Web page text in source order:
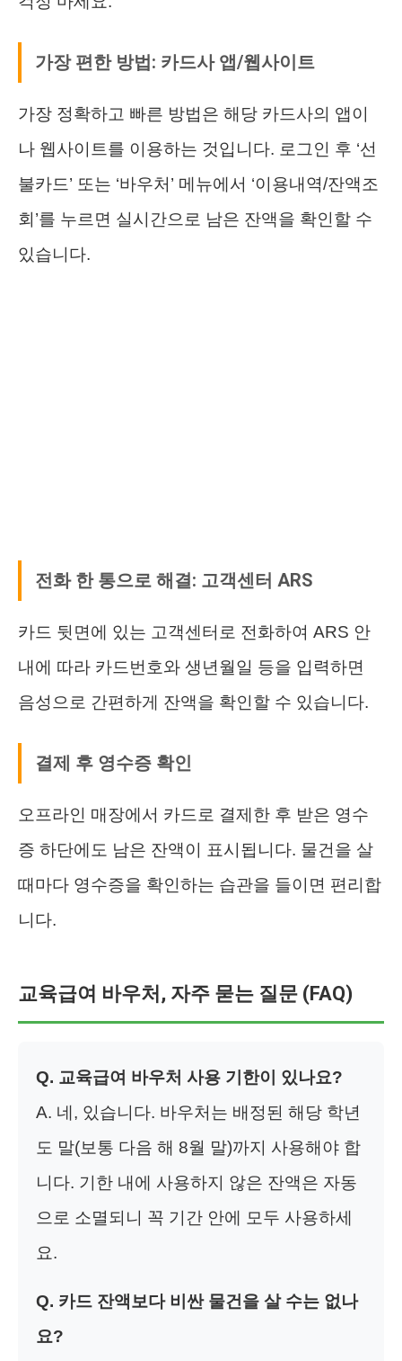
가장 편한 방법: 카드사 앱/웹사이트
가장 정확하고 빠른 방법은 해당 카드사의 앱이
나 웹사이트를 이용하는 것입니다. 로그인 후 ‘선
불카드’ 또는 ‘바우처’ 메뉴에서 ‘이용내역/잔액조
회’를 누르면 실시간으로 남은 잔액을 확인할 수
있습니다.
전화 한 통으로 해결: 고객센터 ARS
카드 뒷면에 있는 고객센터로 전화하여 ARS 안
내에 따라 카드번호와 생년월일 등을 입력하면
음성으로 간편하게 잔액을 확인할 수 있습니다.
결제 후 영수증 확인
오프라인 매장에서 카드로 결제한 후 받은 영수
증 하단에도 남은 잔액이 표시됩니다. 물건을 살
때마다 영수증을 확인하는 습관을 들이면 편리합
니다.
교육급여 바우처, 자주 묻는 질문 (FAQ)
Q. 교육급여 바우처 사용 기한이 있나요?
A. 네, 있습니다. 바우처는 배정된 해당 학년
도 말(보통 다음 해 8월 말)까지 사용해야 합
니다. 기한 내에 사용하지 않은 잔액은 자동
으로 소멸되니 꼭 기간 안에 모두 사용하세
요.
Q. 카드 잔액보다 비싼 물건을 살 수는 없나
요?